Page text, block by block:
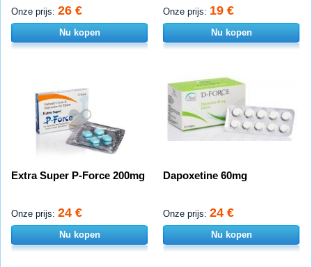
Onze prijs: 26 €
Nu kopen
Onze prijs: 19 €
Nu kopen
Extra Super P-Force 200mg
Onze prijs: 24 €
Nu kopen
Dapoxetine 60mg
Onze prijs: 24 €
Nu kopen